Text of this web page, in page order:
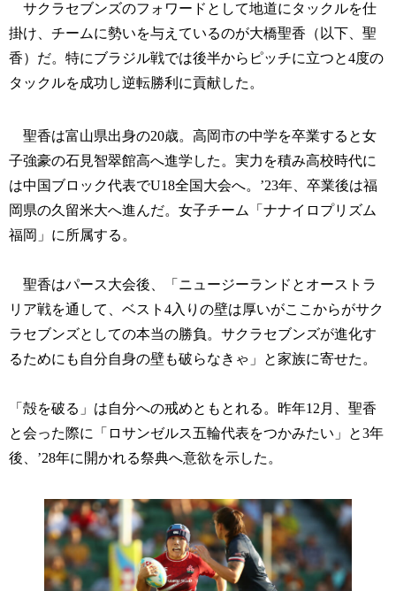
サクラセブンズのフォワードとして地道にタックルを仕
掛け、チームに勢いを与えているのが大橋聖香（以下、聖
香）だ。特にブラジル戦では後半からピッチに立つと4度の
タックルを成功し逆転勝利に貢献した。
聖香は富山県出身の20歳。高岡市の中学を卒業すると女
子強豪の石見智翠館高へ進学した。実力を積み高校時代に
は中国ブロック代表でU18全国大会へ。’23年、卒業後は福
岡県の久留米大へ進んだ。女子チーム「ナナイロプリズム
福岡」に所属する。
聖香はパース大会後、「ニュージーランドとオーストラ
リア戦を通して、ベスト4入りの壁は厚いがここからがサク
ラセブンズとしての本当の勝負。サクラセブンズが進化す
るためにも自分自身の壁も破らなきゃ」と家族に寄せた。
「殻を破る」は自分への戒めともとれる。昨年12月、聖香
と会った際に「ロサンゼルス五輪代表をつかみたい」と3年
後、’28年に開かれる祭典へ意欲を示した。